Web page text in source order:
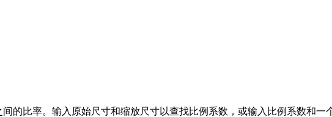
的比率。输入原始尺寸和缩放尺寸以查找比例系数，或输入比例系数和一